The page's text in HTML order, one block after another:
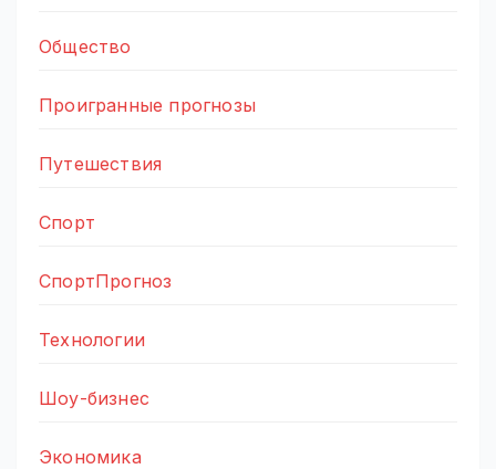
Общество
Проигранные прогнозы
Путешествия
Спорт
СпортПрогноз
Технологии
Шоу-бизнес
Экономика